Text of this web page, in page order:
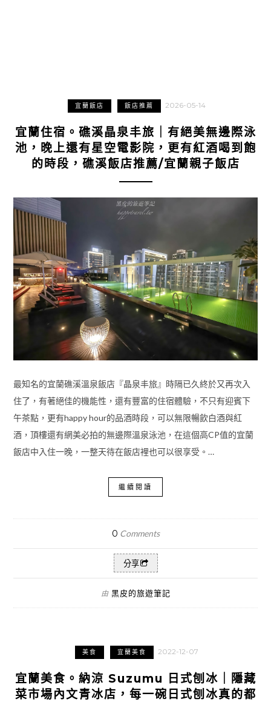
宜蘭飯店 飯店推薦 2026-05-14
宜蘭住宿。礁溪晶泉丰旅｜有絕美無邊際泳
池，晚上還有星空電影院，更有紅酒喝到飽
的時段，礁溪飯店推薦/宜蘭親子飯店
最知名的宜蘭礁溪溫泉飯店『晶泉丰旅』時隔已久終於又再次入
住了，有著絕佳的機能性，還有豐富的住宿體驗，不只有迎賓下
午茶點，更有happy hour的品酒時段，可以無限暢飲白酒與紅
酒，頂樓還有網美必拍的無邊際溫泉泳池，在這個高CP值的宜蘭
飯店中入住一晚，一整天待在飯店裡也可以很享受。…
繼續閱讀
0 Comments
分享
由 黑皮的旅遊筆記
美食 宜蘭美食 2022-12-07
宜蘭美食。納涼 Suzumu 日式刨冰｜隱藏
菜市場內文青冰店，每一碗日式刨冰真的都